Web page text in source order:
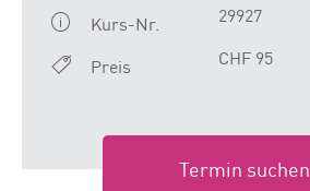
Kurs-Nr.
29927
Preis
CHF 95
Termin suchen